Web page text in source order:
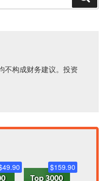
不构成财务建议。投资
$159.90